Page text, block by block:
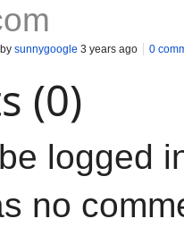
sunnygoogle 3 years ago 0
(0)
logged
no